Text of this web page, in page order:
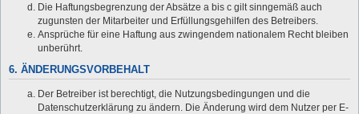
Die Haftungsbegrenzung der Absätze a bis c gilt sinngemäß auch
zugunsten der Mitarbeiter und Erfüllungsgehilfen des Betreibers.
Ansprüche für eine Haftung aus zwingendem nationalem Recht bleiben
unberührt.
6. ÄNDERUNGSVORBEHALT
Der Betreiber ist berechtigt, die Nutzungsbedingungen und die
Datenschutzerklärung zu ändern. Die Änderung wird dem Nutzer per E-